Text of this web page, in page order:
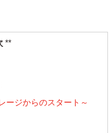
ージからのスタート～